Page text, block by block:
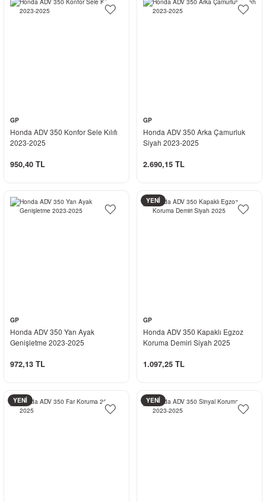
GP
Honda ADV 350 Konfor Sele Kılıfı
2023-2025
950,40 TL
GP
Honda ADV 350 Arka Çamurluk
Siyah 2023-2025
2.690,15 TL
GP
Honda ADV 350 Yan Ayak
Genişletme 2023-2025
972,13 TL
YENİ
GP
Honda ADV 350 Kapaklı Egzoz
Koruma Demiri Siyah 2025
1.097,25 TL
YENİ YENİ